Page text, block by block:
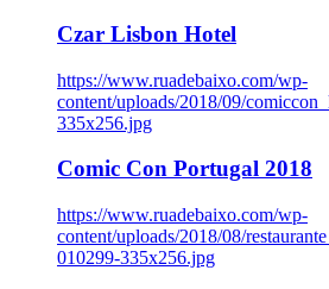
Czar Lisbon Hotel
https://www.ruadebaixo.com/wp-
content/uploads/2018/09/
335x256.jpg
Comic Con Portugal 2018
https://www.ruadebaixo.com/wp-
content/uploads/2018/08/
010299-335x256.jpg